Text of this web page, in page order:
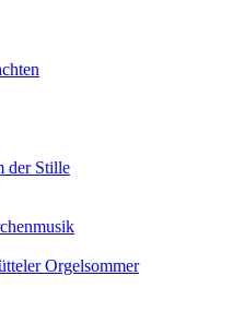
der Stille
Orgelsommer